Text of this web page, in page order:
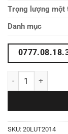
Trọng lượng một
Danh mục
Gạch trơn 20X20
SKU: 20LUT2014